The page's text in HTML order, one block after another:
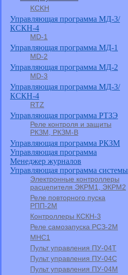
KCKH
Управляющая программа МД-3/
КСКН-4
MD-1
Управляющая программа МД-1
MD-2
Управляющая программа МД-2
MD-3
Управляющая программа МД-3/
КСКН-4
RTZ
Управляющая программа РТЗЭ
Реле контроля и защиты
РКЗМ, РКЗМ-В
Управляющая программа РКЗМ
Управляющая программа
Менеджер журналов
Управляющая программа системы
Электронные контроллеры
расцепителя ЭКРМ1, ЭКРМ2
Реле повторного пуска
РПП-2М
Контроллеры КСКН-3
Реле самозапуска РСЗ-2М
МНС1
Пульт управления ПУ-04Т
Пульт управления ПУ-04С
Пульт управления ПУ-04M